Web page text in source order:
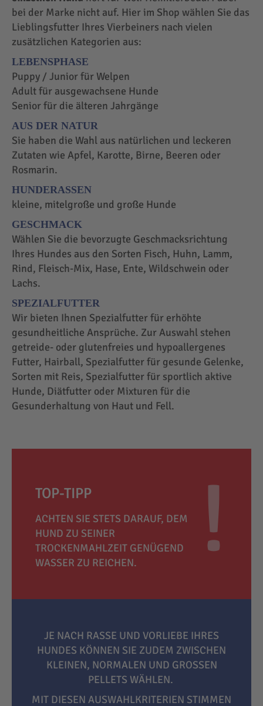
bei der Marke nicht auf. Hier im Shop wählen Sie das
Lieblingsfutter Ihres Vierbeiners nach vielen
zusätzlichen Kategorien aus:
LEBENSPHASE
Puppy / Junior für Welpen
Adult für ausgewachsene Hunde
Senior für die älteren Jahrgänge
AUS DER NATUR
Sie haben die Wahl aus natürlichen und leckeren
Zutaten wie Apfel, Karotte, Birne, Beeren oder
Rosmarin.
HUNDERASSEN
kleine, mitelgroße und große Hunde
GESCHMACK
Wählen Sie die bevorzugte Geschmacksrichtung
Ihres Hundes aus den Sorten Fisch, Huhn, Lamm,
Rind, Fleisch-Mix, Hase, Ente, Wildschwein oder
Lachs.
SPEZIALFUTTER
Wir bieten Ihnen Spezialfutter für erhöhte
gesundheitliche Ansprüche. Zur Auswahl stehen
getreide- oder glutenfreies und hypoallergenes
Futter, Hairball, Spezialfutter für gesunde Gelenke,
Sorten mit Reis, Spezialfutter für sportlich aktive
Hunde, Diätfutter oder Mixturen für die
Gesunderhaltung von Haut und Fell.
TOP-TIPP
ACHTEN SIE STETS DARAUF, DEM
HUND ZU SEINER
TROCKENMAHLZEIT GENÜGEND
WASSER ZU REICHEN.
JE NACH RASSE UND VORLIEBE IHRES
HUNDES KÖNNEN SIE ZUDEM ZWISCHEN
KLEINEN, NORMALEN UND GROSSEN P
ELLETS WÄHLEN.
MIT DIESEN AUSWAHLKRITERIEN STIMMEN